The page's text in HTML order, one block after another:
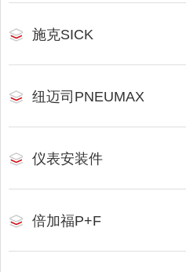
施克SICK
纽迈司PNEUMAX
仪表安装件
倍加福P+F